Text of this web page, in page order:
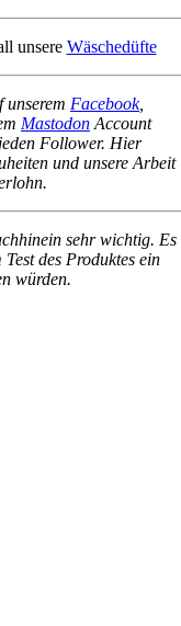
unsere Wäschedüfte
unserem Facebook,
Mastodon Account
Follower. Hier
und unsere Arbeit
sehr wichtig. Es
des Produktes ein
würden.